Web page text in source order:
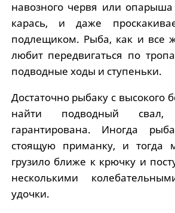
навозного червя или
карась, и даже
подлещиком. Рыба, как и все
любит передвигаться по
подводные ходы и ступеньки.
Достаточно рыбаку с высокого
найти подводный
гарантирована. Иногда
стоящую приманку, и тогда
грузило ближе к крючку и
несколькими
удочки.